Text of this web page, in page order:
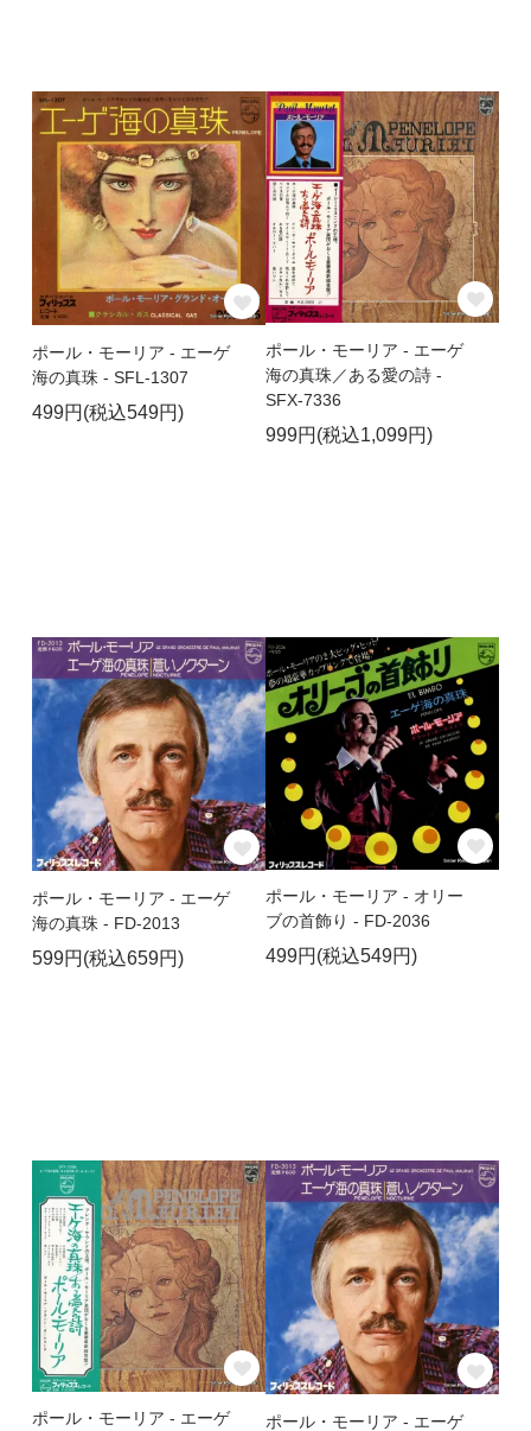
ポール・モーリア - エーゲ
海の真珠 - SFL-1307
499円(税込549円)
ポール・モーリア - エーゲ
海の真珠／ある愛の詩 -
SFX-7336
999円(税込1,099円)
ポール・モーリア - エーゲ
海の真珠 - FD-2013
599円(税込659円)
ポール・モーリア - オリー
ブの首飾り - FD-2036
499円(税込549円)
ポール・モーリア - エーゲ ポール・モーリア - エーゲ